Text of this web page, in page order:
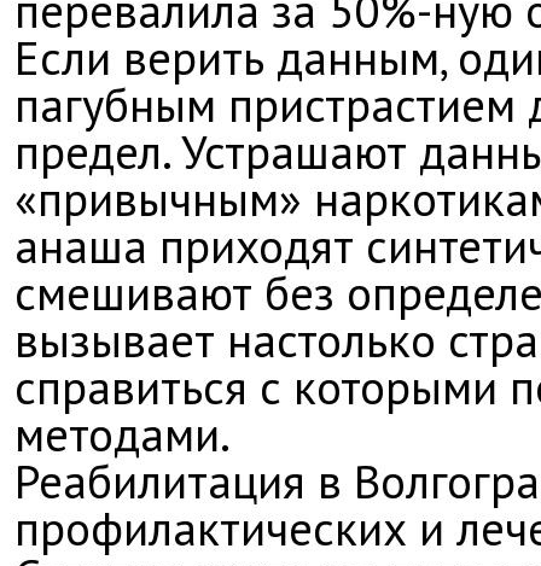
Если верить данным,
пагубным пристрастием
предел. Устрашают
«привычным»
анаша приходят
смешивают без
вызывает настолько
справиться с которыми
методами.
Реабилитация в
профилактических и